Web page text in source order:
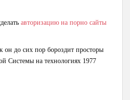
авторизацию на порно сайты
до сих пор бороздит просторы
Системы на технологиях 1977